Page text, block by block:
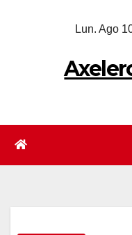
Lun. Ago